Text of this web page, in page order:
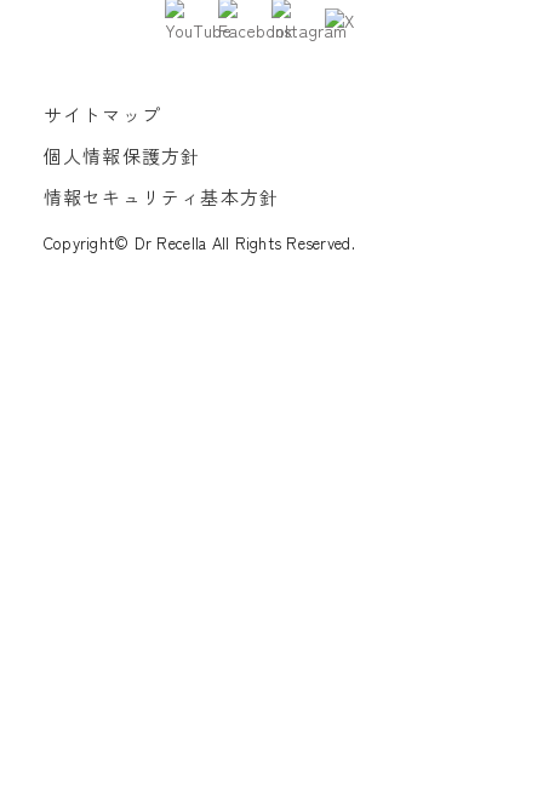
サイトマップ
個人情報保護方針
情報セキュリティ基本方針
Copyright© Dr Recella All Rights Reserved.